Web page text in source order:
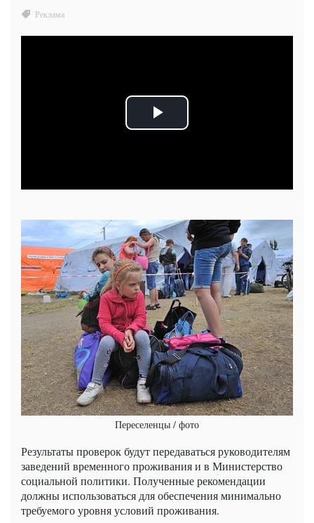
Переселенцы / фото
Результаты проверок будут передаваться руководителям
заведений временного проживания и в Министерство
социальной политики. Полученные рекомендации
должны использоваться для обеспечения минимально
требуемого уровня условий проживания.